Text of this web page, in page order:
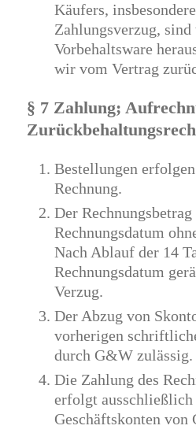
Käufers,
Zahlungsverzug,
Vorbehaltsware
wir vom Vertrag
§ 7 Zahlung;
Bestellungen
Rechnung.
Der
Rechnungsdatum
Nach Ablauf der 14
Rechnungsdatum
Verzug.
Der Abzug von
vorherigen
durch G&W zulässig.
Die Zahlung des
erfolgt ausschließlich
Geschäftskonten von